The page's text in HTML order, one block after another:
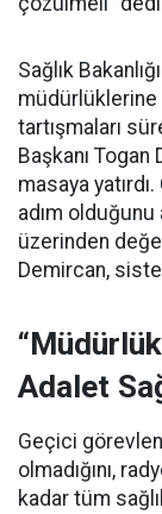
Sağlık
müdürlüklerine
tartışmaları
Başkanı
masaya
adım
üzerinden
Demircan,
Adalet
Geçici
olmadığını,
kadar tüm